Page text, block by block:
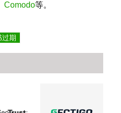
Comodo等。
过期